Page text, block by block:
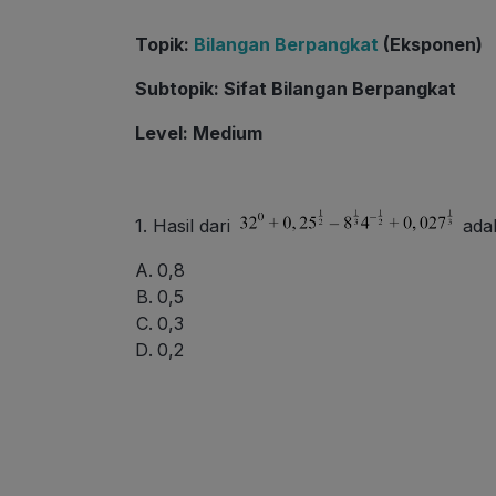
Topik: Bilangan Berpangkat (Eksponen)
Subtopik: Sifat Bilangan Berpangkat
Level: Medium
1. Hasil dari
0,8
0,5
0,3
0,2